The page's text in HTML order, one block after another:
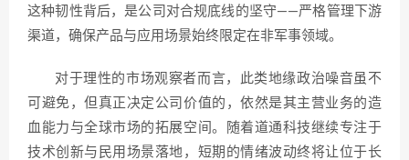
这种韧性背后，是公司对合规底线的坚守——严格管理下游
渠道，确保产品与应用场景始终限定在非军事领域。
对于理性的市场观察者而言，此类地缘政治噪音虽不
可避免，但真正决定公司价值的，依然是其主营业务的造
血能力与全球市场的拓展空间。随着道通科技继续专注于
技术创新与民用场景落地，短期的情绪波动终将让位于长